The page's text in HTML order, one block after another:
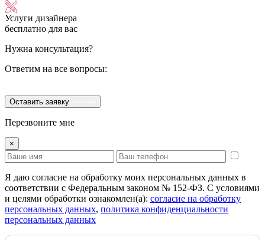
Услуги дизайнера
бесплатно для вас
Нужна консультация?
Ответим на все вопросы:
Оставить заявку
Перезвоните мне
×
Я даю согласие на обработку моих персональных данных в
соответствии с Федеральным законом № 152-ФЗ. С условиями
и целями обработки ознакомлен(а): cогласие на обработку
персональных данных, политика конфиденциальности
персональных данных